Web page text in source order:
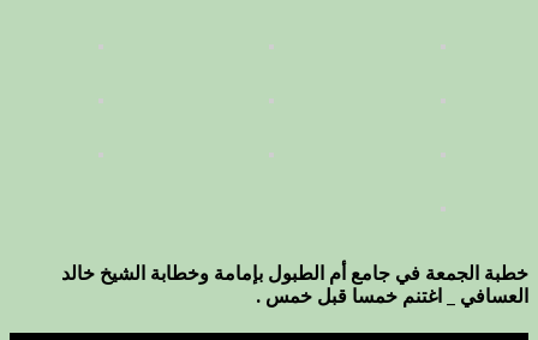
خطبة الجمعة في جامع أم الطبول بإمامة وخطابة الشيخ خالد
العسافي _ اغتنم خمسا قبل خمس .